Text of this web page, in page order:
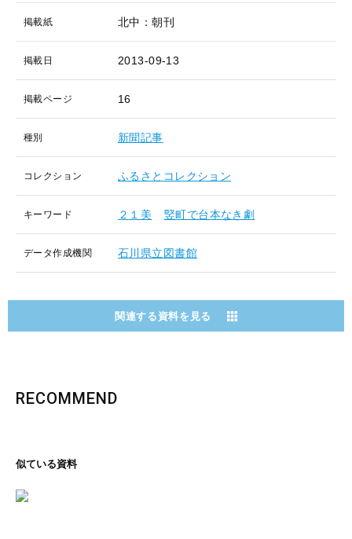
掲載紙 北中：朝刊
掲載日 2013-09-13
掲載ページ 16
種別 新聞記事
コレクション ふるさとコレクション
キーワード ２１美 竪町で台本なき劇
データ作成機関 石川県立図書館
関連する資料を見る
RECOMMEND
似ている資料